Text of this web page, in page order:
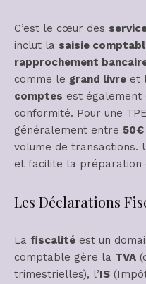
C’est le cœur des
inclut la saisie
rapprochement
comme le grand livre et
comptes est également
conformité. Pour une
généralement entre
volume de transactions.
et facilite la préparation
Les Déclarations
La fiscalité est un
comptable gère la TVA
trimestrielles), l’IS